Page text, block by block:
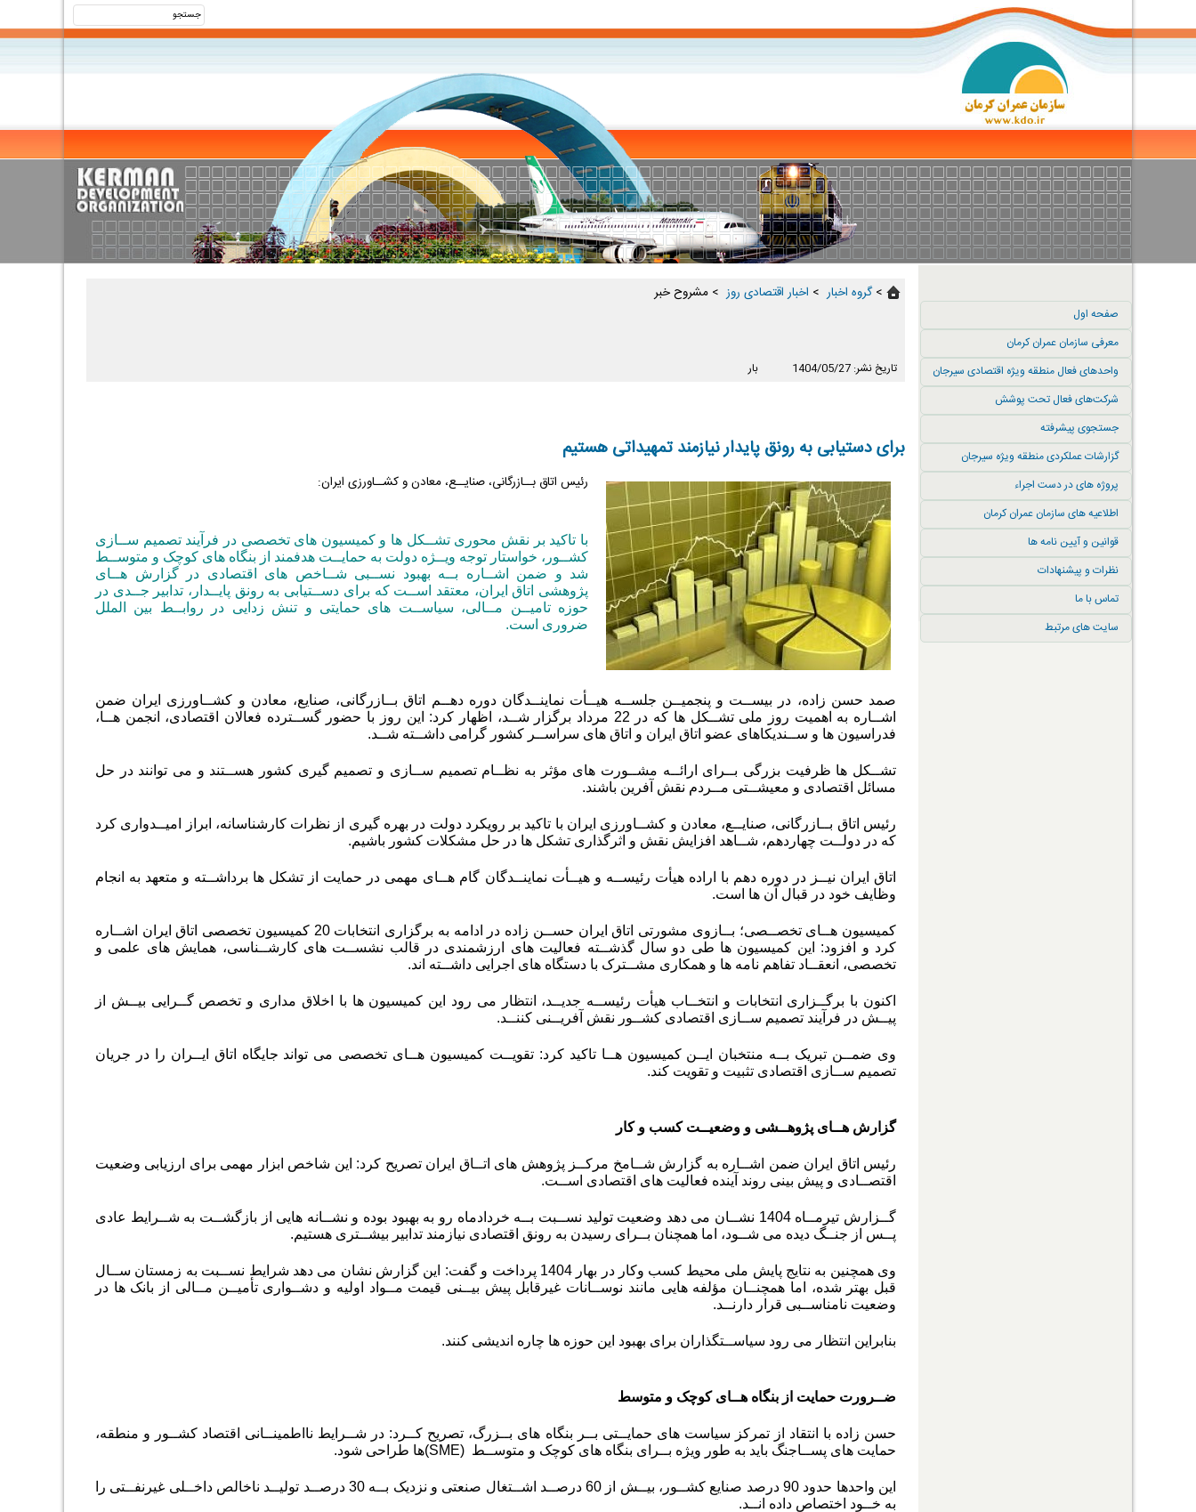
صفحه اول
معرفی سازمان عمران کرمان
واحدهای فعال منطقه ویژه اقتصادی سیرجان
شرکت‌های فعال تحت پوشش
جستجوی پیشرفته
گزارشات عملکردی منطقه ویژه سیرجان
پروژه های در دست اجراء
اطلاعیه های سازمان عمران کرمان
قوانین و آیین نامه ها
نظرات و پیشنهادات
تماس با ما
سایت های مرتبط
>گروه اخبار ‏ > اخبار اقتصادی روز ‏ > مشروح خبر
تاریخ نشر: 1404/05/27 بار
برای دستیابی به رونق پایدار نیازمند تمهیداتی هستیم
رئیس اتاق بــازرگانی، صنایــع، معادن و کشــاورزی ایران:
با تاکید بر نقش محوری تشــکل ها و کمیسیون های تخصصی در فرآیند تصمیم ســازی
کشــور، خواستار توجه ویــژه دولت به حمایــت هدفمند از بنگاه های کوچک و متوســط
شد و ضمن اشــاره بــه بهبود نســبی شــاخص های اقتصادی در گزارش هــای
پژوهشی اتاق ایران، معتقد اســت که برای دســتیابی به رونق پایــدار، تدابیر جــدی در
حوزه تامیــن مــالی، سیاســت های حمایتی و تنش زدایی در روابــط بین الملل
ضروری است.
صمد حسن زاده، در بیســت و پنجمیــن جلســه هیــأت نماینــدگان دوره دهــم اتاق بــازرگانی، صنایع، معادن و کشــاورزی ایران ضمن
اشــاره به اهمیت روز ملی تشــکل ها که در 22 مرداد برگزار شــد، اظهار کرد: این روز با حضور گســترده فعالان اقتصادی، انجمن هــا،
فدراسیون ها و ســندیکاهای عضو اتاق ایران و اتاق های سراســر کشور گرامی داشــته شــد.
تشــکل ها ظرفیت بزرگی بــرای ارائــه مشــورت های مؤثر به نظــام تصمیم ســازی و تصمیم گیری کشور هســتند و می توانند در حل
مسائل اقتصادی و معیشــتی مــردم نقش آفرین باشند.
رئیس اتاق بــازرگانی، صنایــع، معادن و کشــاورزی ایران با تاکید بر رویکرد دولت در بهره گیری از نظرات کارشناسانه، ابراز امیــدواری کرد
که در دولــت چهاردهم، شــاهد افزایش نقش و اثرگذاری تشکل ها در حل مشکلات کشور باشیم.
اتاق ایران نیــز در دوره دهم با اراده هیأت رئیســه و هیــأت نماینــدگان گام هــای مهمی در حمایت از تشکل ها برداشــته و متعهد به انجام
وظایف خود در قبال آن ها است.
کمیسیون هــای تخصــصی؛ بــازوی مشورتی اتاق ایران حســن زاده در ادامه به برگزاری انتخابات 20 کمیسیون تخصصی اتاق ایران اشــاره
کرد و افزود: این کمیسیون ها طی دو سال گذشــته فعالیت های ارزشمندی در قالب نشســت های کارشــناسی، همایش های علمی و
تخصصی، انعقــاد تفاهم نامه ها و همکاری مشــترک با دستگاه های اجرایی داشــته اند.
اکنون با برگــزاری انتخابات و انتخــاب هیأت رئیســه جدیــد، انتظار می رود این کمیسیون ها با اخلاق مداری و تخصص گــرایی بیــش از
پیــش در فرآیند تصمیم ســازی اقتصادی کشــور نقش آفریــنی کننــد.
وی ضمــن تبریک بــه منتخبان ایــن کمیسیون هــا تاکید کرد: تقویــت کمیسیون هــای تخصصی می تواند جایگاه اتاق ایــران را در جریان
تصمیم ســازی اقتصادی تثبیت و تقویت کند.
گزارش هــای پژوهــشی و وضعیــت کسب و کار
رئیس اتاق ایران ضمن اشــاره به گزارش شــامخ مرکــز پژوهش های اتــاق ایران تصریح کرد: این شاخص ابزار مهمی برای ارزیابی وضعیت
اقتصــادی و پیش بینی روند آینده فعالیت های اقتصادی اســت.
گــزارش تیرمــاه 1404 نشــان می دهد وضعیت تولید نســبت بــه خردادماه رو به بهبود بوده و نشــانه هایی از بازگشــت به شــرایط عادی
پــس از جنــگ دیده می شــود، اما همچنان بــرای رسیدن به رونق اقتصادی نیازمند تدابیر بیشــتری هستیم.
وی همچنین به نتایج پایش ملی محیط کسب وکار در بهار 1404 پرداخت و گفت: این گزارش نشان می دهد شرایط نســبت به زمستان ســال
قبل بهتر شده، اما همچنــان مؤلفه هایی مانند نوســانات غیرقابل پیش بیــنی قیمت مــواد اولیه و دشــواری تأمیــن مــالی از بانک ها در
وضعیت نامناســبی قرار دارنــد.
بنابراین انتظار می رود سیاســتگذاران برای بهبود این حوزه ها چاره اندیشی کنند.
ضــرورت حمایت از بنگاه هــای کوچک و متوسط
حسن زاده با انتقاد از تمرکز سیاست های حمایــتی بــر بنگاه های بــزرگ، تصریح کــرد: در شــرایط نااطمینــانی اقتصاد کشــور و منطقه،
حمایت های پســاجنگ باید به طور ویژه بــرای بنگاه های کوچک و متوســط (SME)ها طراحی شود.
این واحدها حدود 90 درصد صنایع کشــور، بیــش از 60 درصــد اشــتغال صنعتی و نزدیک بــه 30 درصــد تولیــد ناخالص داخــلی غیرنفــتی را
به خــود اختصاص داده انــد.